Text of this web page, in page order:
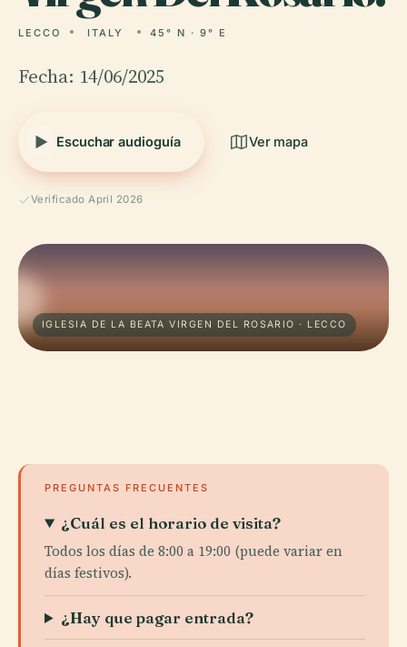
LECCO ITALY 45° N · 9° E
Fecha: 14/06/2025
Escuchar audioguía Ver mapa
Verificado April 2026
IGLESIA DE LA BEATA VIRGEN DEL ROSARIO · LECCO
PREGUNTAS FRECUENTES
¿Cuál es el horario de visita?
Todos los días de 8:00 a 19:00 (puede variar en
días festivos).
¿Hay que pagar entrada?